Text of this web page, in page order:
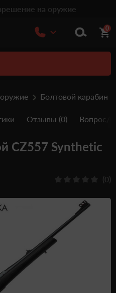
на оружие
0
Болтовой карабин
Отзывы (0) Вопрос/
CZ557 Synthetic
(0)